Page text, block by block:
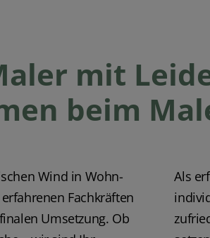
mit
beim
Wind in Wohn-
Fachkräften
Umsetzung. Ob
Als